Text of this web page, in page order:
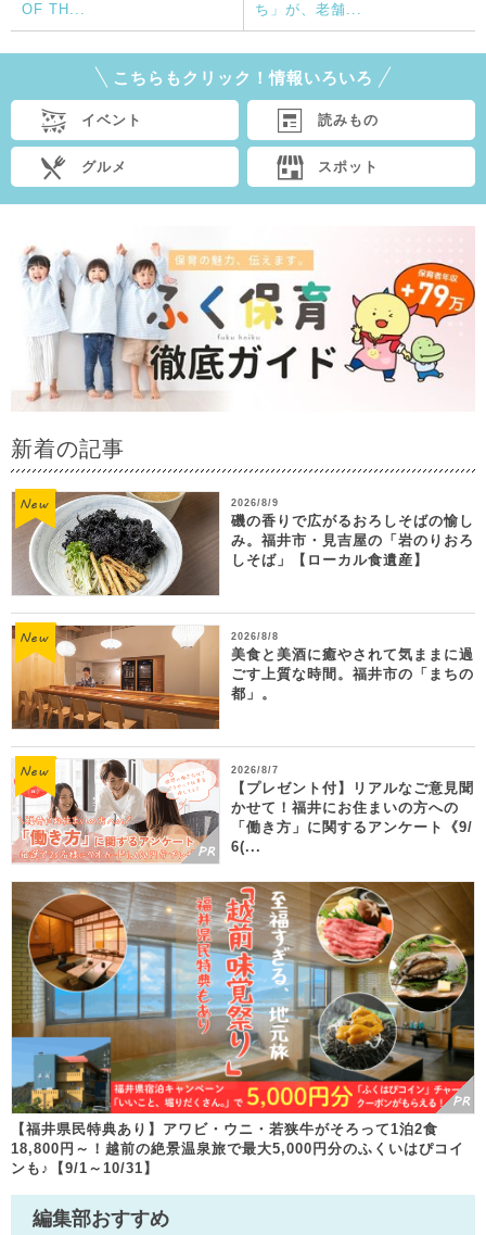
OF TH...
ち」が、老舗...
こちらもクリック！情報いろいろ
イベント 読みもの
グルメ スポット
新着の記事
2026/8/9
磯の香りで広がるおろしそばの愉し
み。福井市・見吉屋の「岩のりおろ
しそば」【ローカル食遺産】
2026/8/8
美食と美酒に癒やされて気ままに過
ごす上質な時間。福井市の「まちの
都」。
2026/8/7
【プレゼント付】リアルなご意見聞
かせて！福井にお住まいの方への
「働き方」に関するアンケート《9/
6(...
【福井県民特典あり】アワビ・ウニ・若狭牛がそろって1泊2食
18,800円～！越前の絶景温泉旅で最大5,000円分のふくいはぴコイ
ンも♪【9/1～10/31】
編集部おすすめ